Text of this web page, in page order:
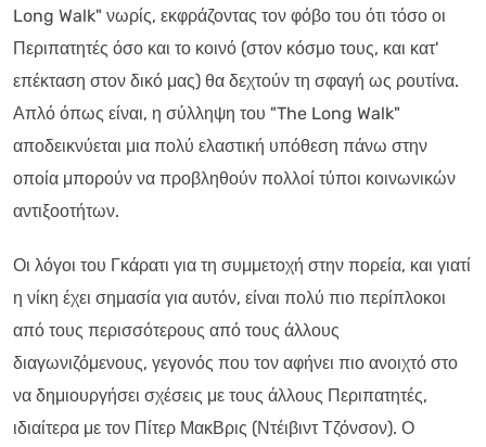
Long Walk" νωρίς, εκφράζοντας τον φόβο του ότι τόσο οι
Περιπατητές όσο και το κοινό (στον κόσμο τους, και κατ'
επέκταση στον δικό μας) θα δεχτούν τη σφαγή ως ρουτίνα.
Απλό όπως είναι, η σύλληψη του "The Long Walk"
αποδεικνύεται μια πολύ ελαστική υπόθεση πάνω στην
οποία μπορούν να προβληθούν πολλοί τύποι κοινωνικών
αντιξοοτήτων.
Οι λόγοι του Γκάρατι για τη συμμετοχή στην πορεία, και γιατί
η νίκη έχει σημασία για αυτόν, είναι πολύ πιο περίπλοκοι
από τους περισσότερους από τους άλλους
διαγωνιζόμενους, γεγονός που τον αφήνει πιο ανοιχτό στο
να δημιουργήσει σχέσεις με τους άλλους Περιπατητές,
ιδιαίτερα με τον Πίτερ ΜακΒρις (Ντέιβιντ Τζόνσον). Ο